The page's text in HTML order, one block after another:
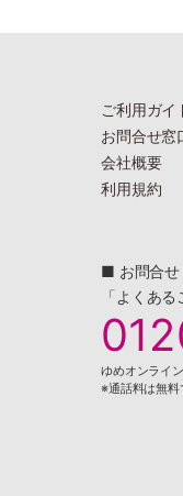
ご利用ガイ
お問合せ窓
会社概要
利用規約
■ お問合せ
「よくあ
ゆめオンライ
※通話料は無料